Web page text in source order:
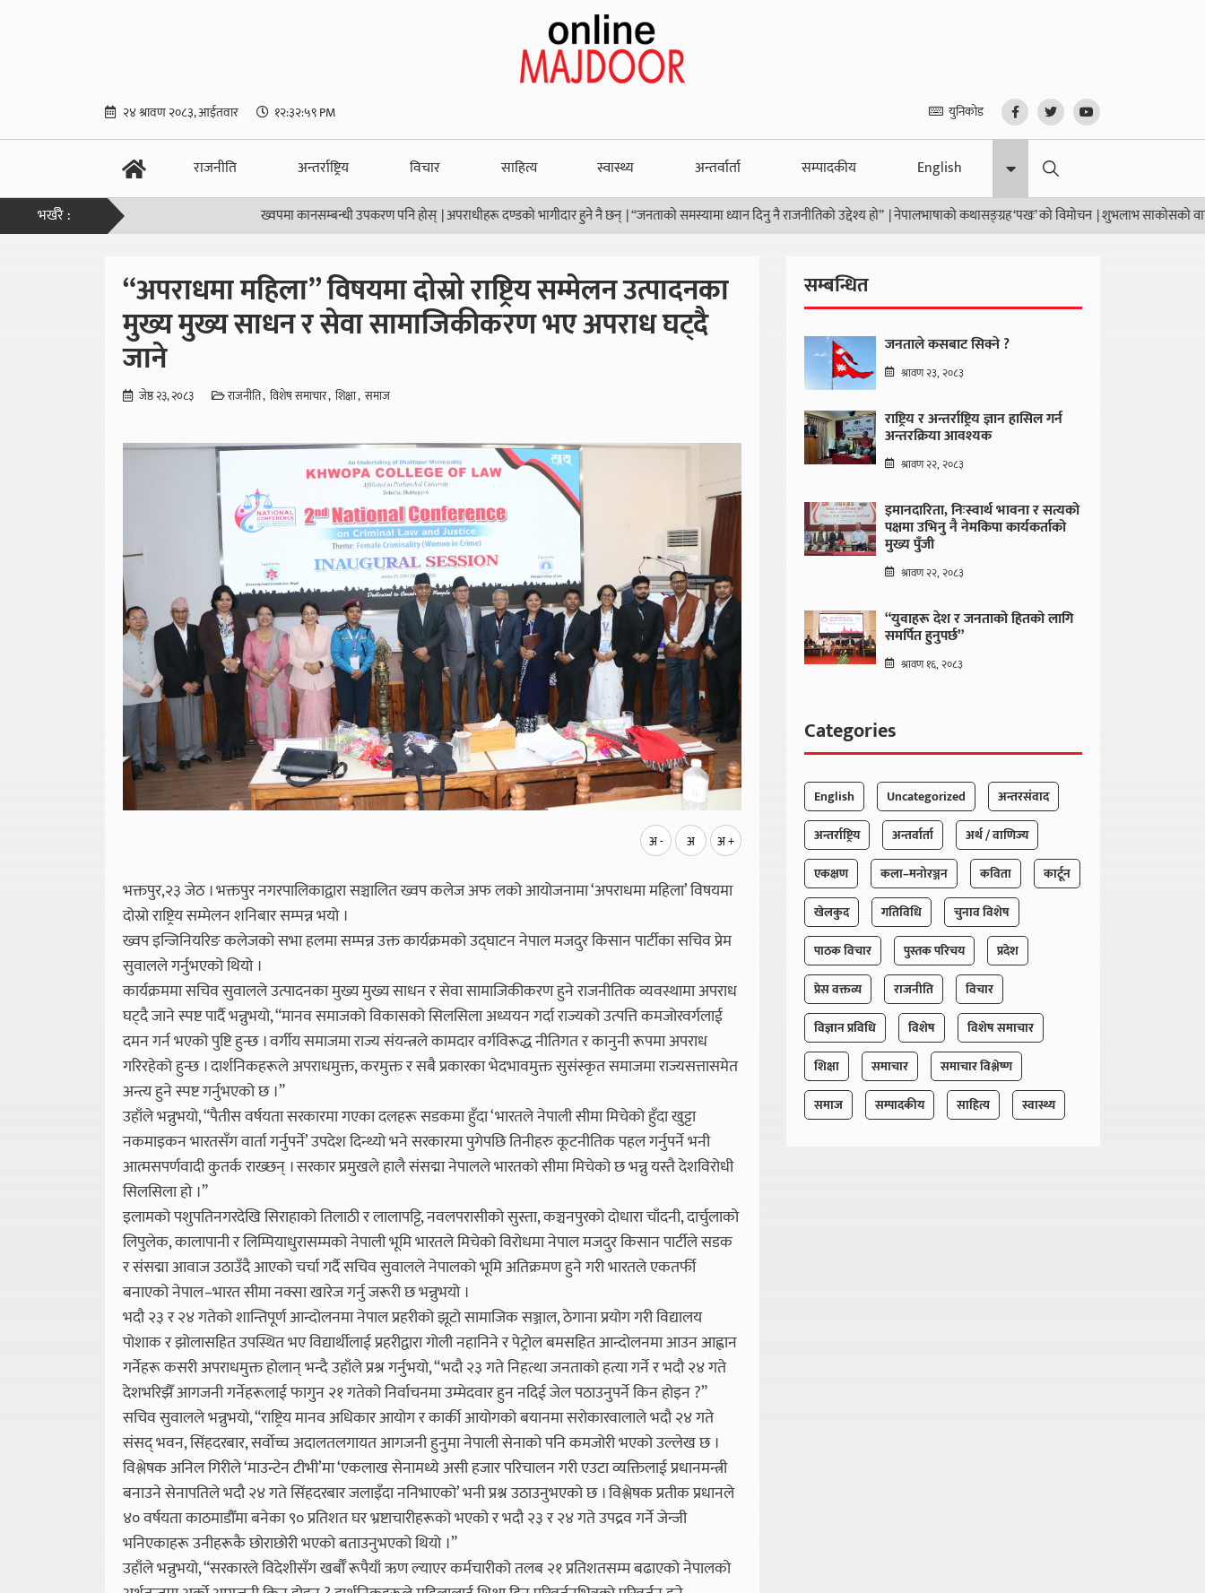
२४ श्रावण २०८३, आईतवार १२:३३:०० PM युनिकोड
राजनीति अन्तर्राष्ट्रिय विचार साहित्य स्वास्थ्य अन्तर्वार्ता सम्पादकीय
English
भर्खरै :
ख्वपमा कानसम्बन्धी उपकरण पनि होस् |अपराधीहरू दण्डको भागीदार हुने नै छन् |“जनताको समस्यामा ध्यान दिनु नै राजनीतिको उद्देश्य हो” |नेपालभाषाको कथासङ्ग्रह ‘पखः’ को विमोचन |शुभलाभ साकोसको वार्षिक समीक्षा
“अपराधमा महिला” विषयमा दोस्रो राष्ट्रिय सम्मेलन उत्पादनका
मुख्य मुख्य साधन र सेवा सामाजिकीकरण भए अपराध घट्दै
जाने
जेष्ठ २३, २०८३ राजनीति विशेष समाचार शिक्षा समाज
अ - अ अ +
भक्तपुर,२३ जेठ । भक्तपुर नगरपालिकाद्वारा सञ्चालित ख्वप कलेज अफ लको आयोजनामा ‘अपराधमा महिला’ विषयमा
दोस्रो राष्ट्रिय सम्मेलन शनिबार सम्पन्न भयो ।
ख्वप इन्जिनियरिङ कलेजको सभा हलमा सम्पन्न उक्त कार्यक्रमको उद्घाटन नेपाल मजदुर किसान पार्टीका सचिव प्रेम
सुवालले गर्नुभएको थियो ।
कार्यक्रममा सचिव सुवालले उत्पादनका मुख्य मुख्य साधन र सेवा सामाजिकीकरण हुने राजनीतिक व्यवस्थामा अपराध
घट्दै जाने स्पष्ट पार्दै भन्नुभयो, “मानव समाजको विकासको सिलसिला अध्ययन गर्दा राज्यको उत्पत्ति कमजोरवर्गलाई
दमन गर्न भएको पुष्टि हुन्छ । वर्गीय समाजमा राज्य संयन्त्रले कामदार वर्गविरूद्ध नीतिगत र कानुनी रूपमा अपराध
गरिरहेको हुन्छ । दार्शनिकहरूले अपराधमुक्त, करमुक्त र सबै प्रकारका भेदभावमुक्त सुसंस्कृत समाजमा राज्यसत्तासमेत
अन्त्य हुने स्पष्ट गर्नुभएको छ ।”
उहाँले भन्नुभयो, “पैतीस वर्षयता सरकारमा गएका दलहरू सडकमा हुँदा ‘भारतले नेपाली सीमा मिचेको हुँदा खुट्टा
नकमाइकन भारतसँग वार्ता गर्नुपर्ने’ उपदेश दिन्थ्यो भने सरकारमा पुगेपछि तिनीहरु कूटनीतिक पहल गर्नुपर्ने भनी
आत्मसपर्णवादी कुतर्क राख्छन् । सरकार प्रमुखले हालै संसद्मा नेपालले भारतको सीमा मिचेको छ भन्नु यस्तै देशविरोधी
सिलसिला हो ।”
इलामको पशुपतिनगरदेखि सिराहाको तिलाठी र लालापट्टि, नवलपरासीको सुस्ता, कञ्चनपुरको दोधारा चाँदनी, दार्चुलाको
लिपुलेक, कालापानी र लिम्पियाधुरासम्मको नेपाली भूमि भारतले मिचेको विरोधमा नेपाल मजदुर किसान पार्टीले सडक
र संसद्मा आवाज उठाउँदै आएको चर्चा गर्दै सचिव सुवालले नेपालको भूमि अतिक्रमण हुने गरी भारतले एकतर्फी
बनाएको नेपाल–भारत सीमा नक्सा खारेज गर्नु जरूरी छ भन्नुभयो ।
भदौ २३ र २४ गतेको शान्तिपूर्ण आन्दोलनमा नेपाल प्रहरीको झूटो सामाजिक सञ्जाल, ठेगाना प्रयोग गरी विद्यालय
पोशाक र झोलासहित उपस्थित भए विद्यार्थीलाई प्रहरीद्वारा गोली नहानिने र पेट्रोल बमसहित आन्दोलनमा आउन आह्वान
गर्नेहरू कसरी अपराधमुक्त होलान् भन्दै उहाँले प्रश्न गर्नुभयो, “भदौ २३ गते निहत्था जनताको हत्या गर्ने र भदौ २४ गते
देशभरिझैँ आगजनी गर्नेहरूलाई फागुन २१ गतेको निर्वाचनमा उम्मेदवार हुन नदिई जेल पठाउनुपर्ने किन होइन ?”
सचिव सुवालले भन्नुभयो, “राष्ट्रिय मानव अधिकार आयोग र कार्की आयोगको बयानमा सरोकारवालाले भदौ २४ गते
संसद् भवन, सिंहदरबार, सर्वोच्च अदालतलगायत आगजनी हुनुमा नेपाली सेनाको पनि कमजोरी भएको उल्लेख छ ।
विश्लेषक अनिल गिरीले ‘माउन्टेन टीभी’मा ‘एकलाख सेनामध्ये असी हजार परिचालन गरी एउटा व्यक्तिलाई प्रधानमन्त्री
बनाउने सेनापतिले भदौ २४ गते सिंहदरबार जलाइँदा ननिभाएको’ भनी प्रश्न उठाउनुभएको छ । विश्लेषक प्रतीक प्रधानले
४० वर्षयता काठमाडौँमा बनेका ९० प्रतिशत घर भ्रष्टाचारीहरूको भएको र भदौ २३ र २४ गते उपद्रव गर्ने जेन्जी
भनिएकाहरू उनीहरूकै छोराछोरी भएको बताउनुभएको थियो ।”
उहाँले भन्नुभयो, “सरकारले विदेशीसँग खर्बौँ रूपैयाँ ऋण ल्याएर कर्मचारीको तलब २१ प्रतिशतसम्म बढाएको नेपालको
सम्बन्धित
जनताले कसबाट सिक्ने ?
श्रावण २३, २०८३
राष्ट्रिय र अन्तर्राष्ट्रिय ज्ञान हासिल गर्न
अन्तरक्रिया आवश्यक
श्रावण २२, २०८३
इमानदारिता, निःस्वार्थ भावना र सत्यको
पक्षमा उभिनु नै नेमकिपा कार्यकर्ताको
मुख्य पुँजी
श्रावण २२, २०८३
“युवाहरू देश र जनताको हितको लागि
समर्पित हुनुपर्छ”
श्रावण १६, २०८३
Categories
English Uncategorized
अन्तरसंवाद
अन्तर्राष्ट्रिय
अन्तर्वार्ता
अर्थ / वाणिज्य
एकक्षण
कला–मनोरञ्जन कविता
कार्टून
खेलकुद
गतिविधि
चुनाव विशेष
पाठक विचार
पुस्तक परिचय
प्रदेश
प्रेस वक्तव्य
राजनीति
विचार
विज्ञान प्रविधि
विशेष
विशेष समाचार
शिक्षा
समाचार
समाचार विश्लेष्ण
समाज
सम्पादकीय साहित्य स्वास्थ्य